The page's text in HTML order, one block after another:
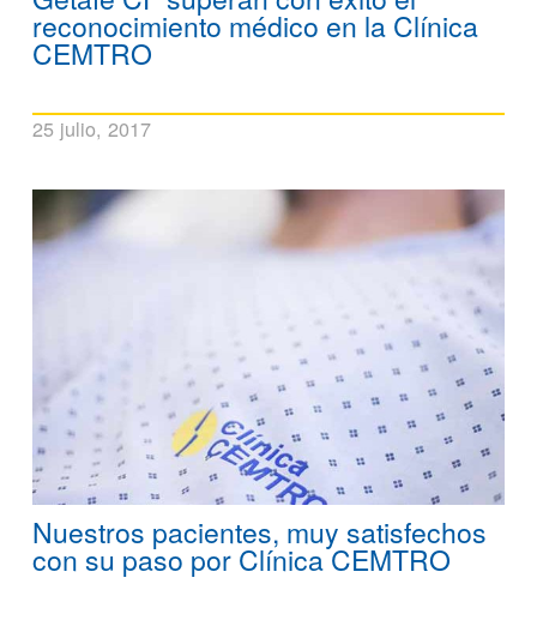
reconocimiento médico en la Clínica
CEMTRO
25 julio, 2017
Nuestros pacientes, muy satisfechos
con su paso por Clínica CEMTRO